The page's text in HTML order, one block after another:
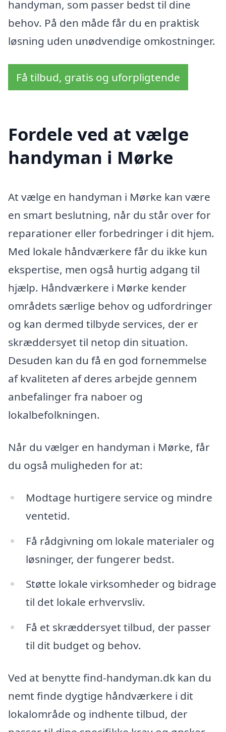
handyman, som passer bedst til dine
behov. På den måde får du en praktisk
løsning uden unødvendige omkostninger.
Få tilbud, gratis og uforpligtende
Fordele ved at vælge
handyman i Mørke
At vælge en handyman i Mørke kan være
en smart beslutning, når du står over for
reparationer eller forbedringer i dit hjem.
Med lokale håndværkere får du ikke kun
ekspertise, men også hurtig adgang til
hjælp. Håndværkere i Mørke kender
områdets særlige behov og udfordringer
og kan dermed tilbyde services, der er
skræddersyet til netop din situation.
Desuden kan du få en god fornemmelse
af kvaliteten af deres arbejde gennem
anbefalinger fra naboer og
lokalbefolkningen.
Når du vælger en handyman i Mørke, får
du også muligheden for at:
Modtage hurtigere service og mindre
ventetid.
Få rådgivning om lokale materialer og
løsninger, der fungerer bedst.
Støtte lokale virksomheder og bidrage
til det lokale erhvervsliv.
Få et skræddersyet tilbud, der passer
til dit budget og behov.
Ved at benytte find-handyman.dk kan du
nemt finde dygtige håndværkere i dit
lokalområde og indhente tilbud, der